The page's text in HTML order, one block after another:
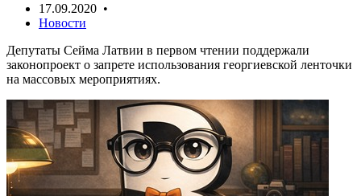
17.09.2020 •
Новости
Депутаты Сейма Латвии в первом чтении поддержали
законопроект о запрете использования георгиевской ленточки
на массовых мероприятиях.